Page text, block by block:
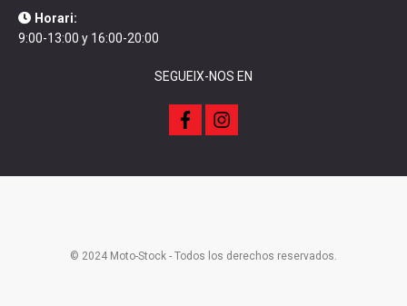
Horari:
9:00-13:00 y 16:00-20:00
SEGUEIX-NOS EN
f
a
b
i
n
a
© 2024 Moto-Stock - Todos los derechos reservados.